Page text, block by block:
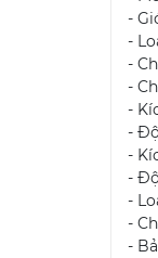
-
-
-
-
-
-
-
-
-
-
-